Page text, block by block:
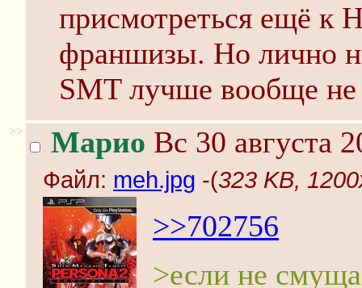
присмотреться ещё к
франшизы. Но лично
SMT лучше вообще не
>> Марио Вс 30 августа
Файл: meh.jpg -(323 KB,
>>702756
>если не